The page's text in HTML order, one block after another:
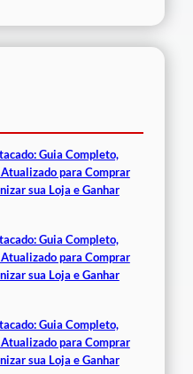
Guia Completo,
para Comprar
sua Loja e Ganhar
Guia Completo,
para Comprar
sua Loja e Ganhar
Guia Completo,
para Comprar
sua Loja e Ganhar